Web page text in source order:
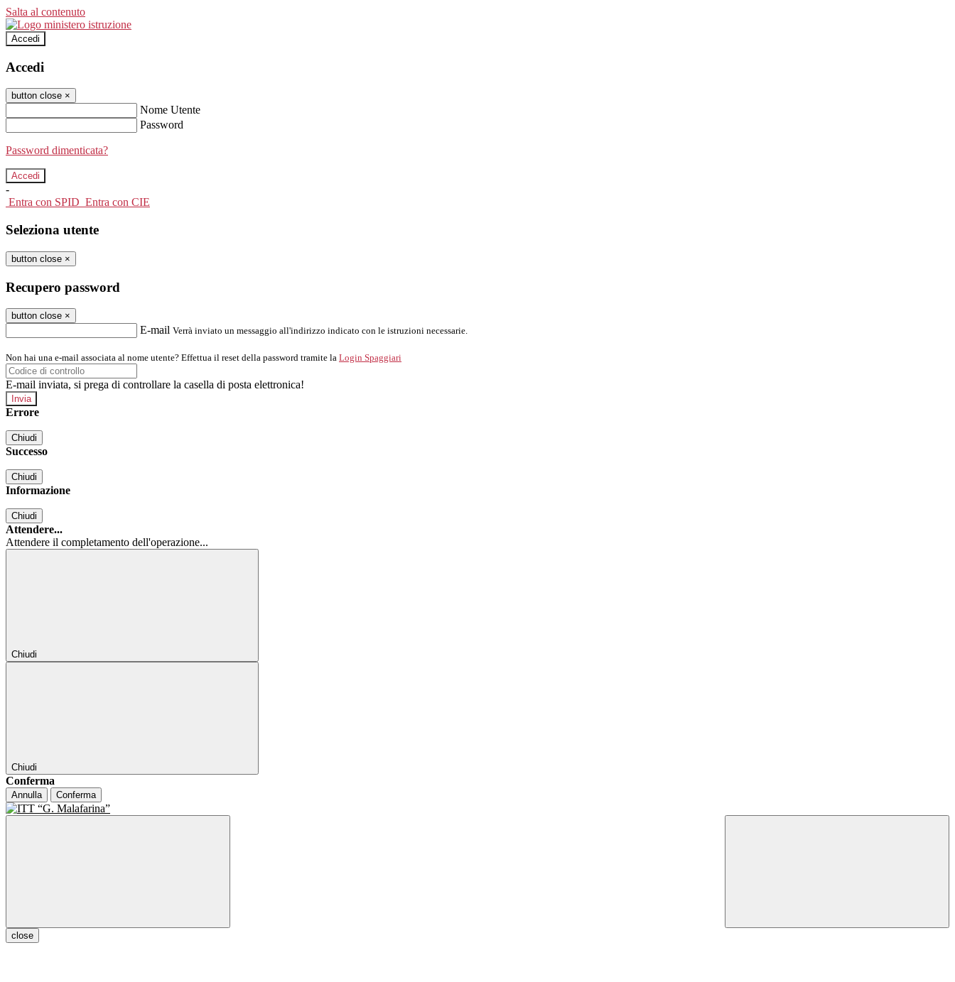
Salta al contenuto
Accedi
Accedi
button close ×
Nome Utente
Password
Password dimenticata?
-
Entra con SPID Entra con CIE
Seleziona utente
button close ×
Recupero password
button close ×
E-mail Verrà inviato un messaggio all'indirizzo indicato con le istruzioni necessarie.
Non hai una e-mail associata al nome utente? Effettua il reset della password tramite la Login Spaggiari
E-mail inviata, si prega di controllare la casella di posta elettronica!
Errore
Chiudi
Successo
Chiudi
Informazione
Chiudi
Attendere...
Attendere il completamento dell'operazione...
Chiudi
Chiudi
Conferma
Annulla Conferma
close